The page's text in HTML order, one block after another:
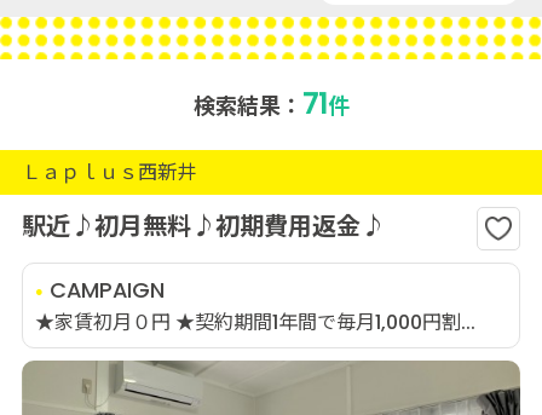
検索結果： 71件
Ｌａｐｌｕｓ西新井
駅近♪初月無料♪初期費用返金♪
CAMPAIGN
★家賃初月０円 ★契約期間1年間で毎月1,000円割...